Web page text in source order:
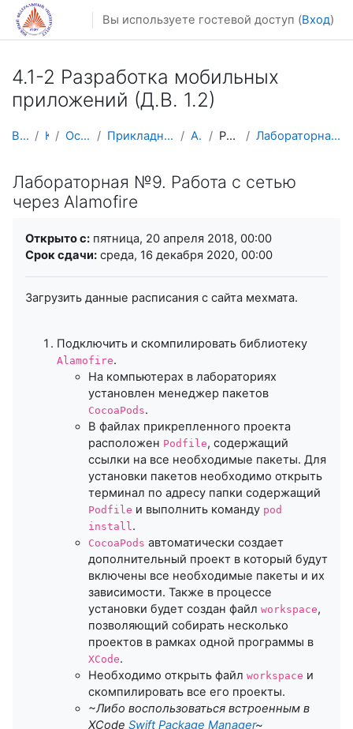
Перейти к основному содержанию
Вы используете гостевой доступ (Вход)
4.1-2 Разработка мобильных
приложений (Д.В. 1.2)
В начало Курсы Осенний семестр Прикладная математика и информатика AM-Mobile Работа с сетью Лабораторная №9. Работа с сетью через Alamofire
Лабораторная №9. Работа с сетью
через Alamofire
Открыто с: пятница, 20 апреля 2018, 00:00
Срок сдачи: среда, 16 декабря 2020, 00:00
Загрузить данные расписания с сайта мехмата.
Подключить и скомпилировать библиотеку
Alamofire.
На компьютерах в лабораториях
установлен менеджер пакетов
CocoaPods.
В файлах прикрепленного проекта
расположен Podfile, содержащий
ссылки на все необходимые пакеты. Для
установки пакетов необходимо открыть
терминал по адресу папки содержащий
Podfile и выполнить команду pod
install .
CocoaPods автоматически создает
дополнительный проект в который будут
включены все необходимые пакеты и их
зависимости. Также в процессе
установки будет создан файл workspace,
позволяющий собирать несколько
проектов в рамках одной программы в
XCode.
Необходимо открыть файл workspace и
скомпилировать все его проекты.
~Либо воспользоваться встроенным в
XCode Swift Package Manager~